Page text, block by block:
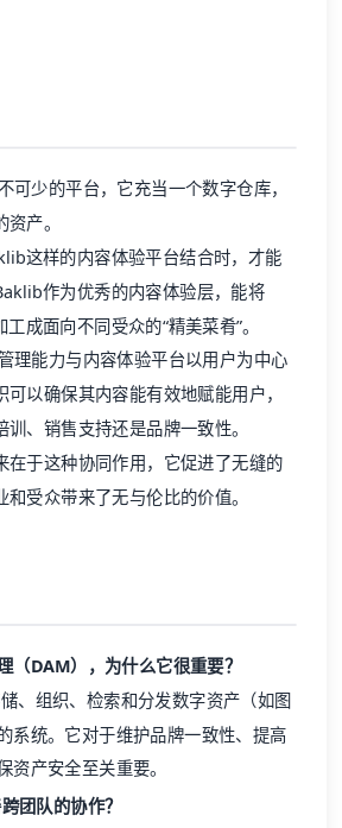
可少的平台，它充当一个数字仓库，
产。
这样的内容体验平台结合时，才能
作为优秀的内容体验层，能将
成面向不同受众的“精美菜肴”。
理能力与内容体验平台以用户为中心
以确保其内容能有效地赋能用户，
、 销售支持还是品牌一致性。
在于这种协同作用，它促进了无缝的
受众带来了无与伦比的价值。
（DAM），为什么它很重要？
、组织、检索和分发数字资产（如图
系统。它对于维护品牌一致性、提高
资产安全至关重要。
团队的协作？